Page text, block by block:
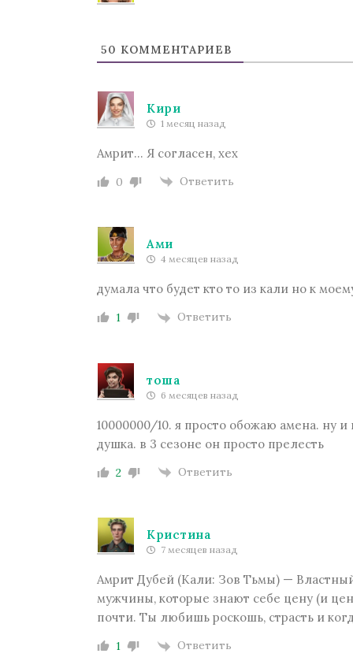
Te Amo. Том 1: Залив надежды
Пришествие Номер Три
Пропавшие
Бюро Параллельных Миров
50 КОММЕНТАРИЕВ
Кири
1 месяц назад
Амрит... Я согласен, хех
0 Ответить
Ами
4 месяцев назад
думала что будет кто то из кали но к
1 Ответить
тоша
6 месяцев назад
10000000/10. я просто обожаю амена. ну
душка. в 3 сезоне он просто прелесть
2 Ответить
Кристина
7 месяцев назад
Амрит Дубей (Кали: Зов Тьмы) —
мужчины, которые знают себе цену (и
почти. Ты любишь роскошь, страсть и
1 Ответить